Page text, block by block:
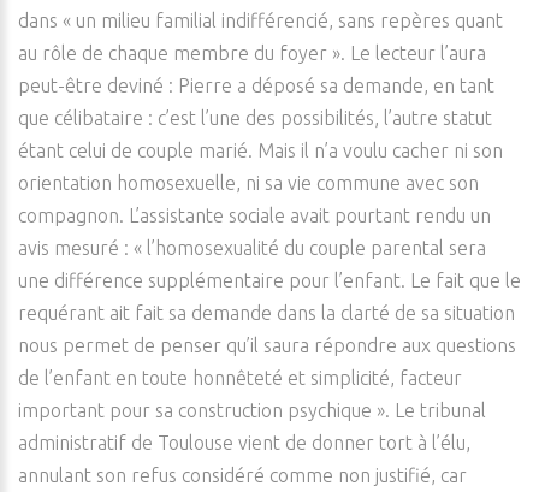
dans « un milieu familial indifférencié, sans repères quant
au rôle de chaque membre du foyer ». Le lecteur l’aura
peut-être deviné : Pierre a déposé sa demande, en tant
que célibataire : c’est l’une des possibilités, l’autre statut
étant celui de couple marié. Mais il n’a voulu cacher ni son
orientation homosexuelle, ni sa vie commune avec son
compagnon. L’assistante sociale avait pourtant rendu un
avis mesuré : « l’homosexualité du couple parental sera
une différence supplémentaire pour l’enfant. Le fait que le
requérant ait fait sa demande dans la clarté de sa situation
nous permet de penser qu’il saura répondre aux questions
de l’enfant en toute honnêteté et simplicité, facteur
important pour sa construction psychique ». Le tribunal
administratif de Toulouse vient de donner tort à l’élu,
annulant son refus considéré comme non justifié, car